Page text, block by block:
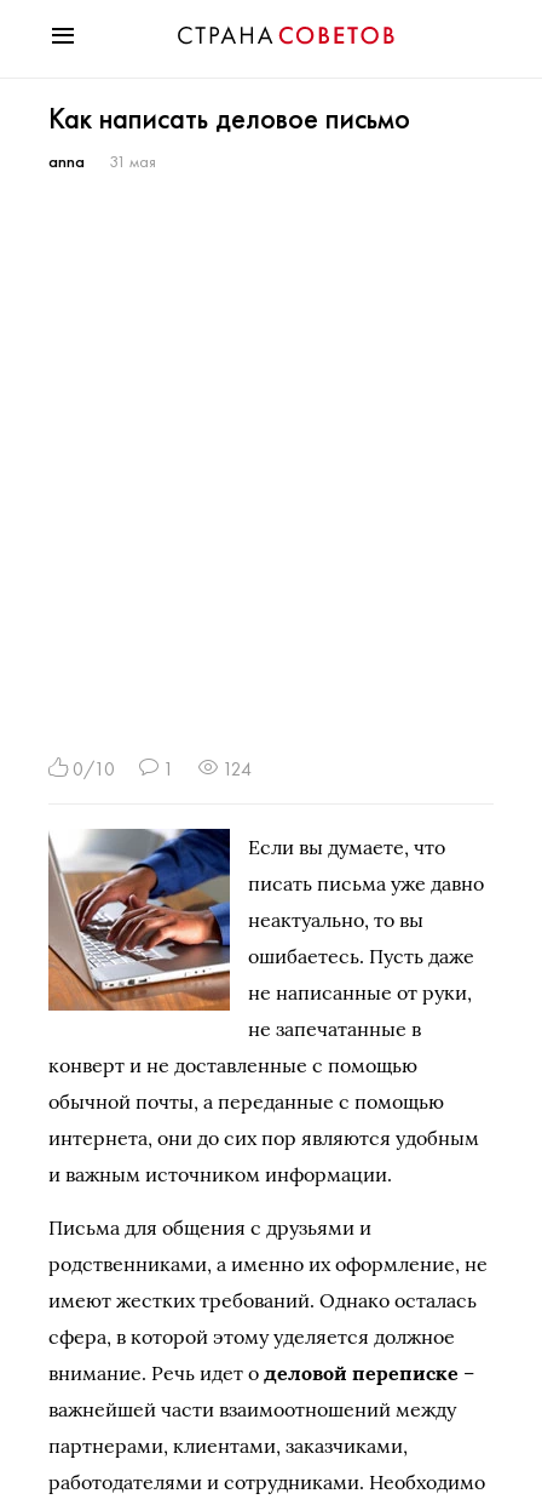
Мода
Звезды
Как написать деловое письмо
anna 31 мая
0/10 1 124
Если вы думаете, что
писать письма уже давно
неактуально, то вы
ошибаетесь. Пусть даже
не написанные от руки,
не запечатанные в
конверт и не доставленные с помощью
обычной почты, а переданные с помощью
интернета, они до сих пор являются удобным
и важным источником информации.
Письма для общения с друзьями и
родственниками, а именно их оформление, не
имеют жестких требований. Однако осталась
сфера, в которой этому уделяется должное
внимание. Речь идет о деловой переписке –
важнейшей части взаимоотношений между
партнерами, клиентами, заказчиками,
работодателями и сотрудниками. Необходимо